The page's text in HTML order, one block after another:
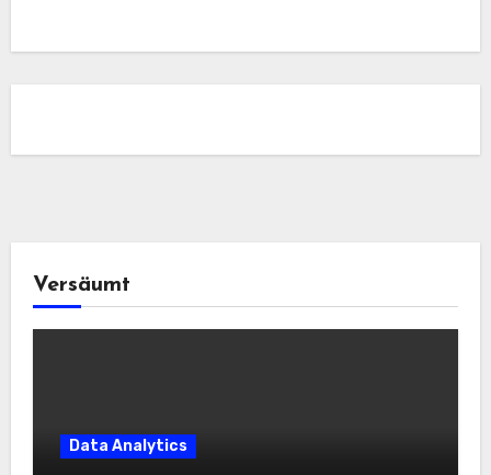
Versäumt
Data Analytics